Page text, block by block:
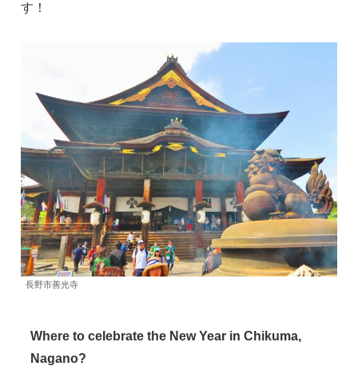
す！
長野市善光寺
Where to celebrate the New Year in Chikuma,
Nagano?